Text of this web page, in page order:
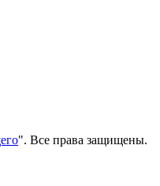
". Все права защищены.